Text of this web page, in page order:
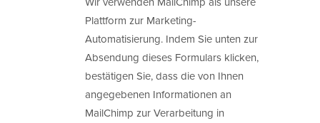
Plattform zur Marketing-
Automatisierung. Indem Sie unten zur
Absendung dieses Formulars klicken,
bestätigen Sie, dass die von Ihnen
angegebenen Informationen an
MailChimp zur Verarbeitung in